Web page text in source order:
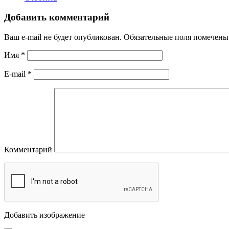
Добавить комментарий
Ваш e-mail не будет опубликован. Обязательные поля
Имя *
E-mail *
Комментарий
Добавить изображение